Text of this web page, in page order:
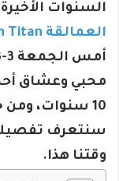
السنوات
العمالقة Attack on Titan
محبي وعشاق
10 سنوات،
سنتعرف
وقتنا هذا.